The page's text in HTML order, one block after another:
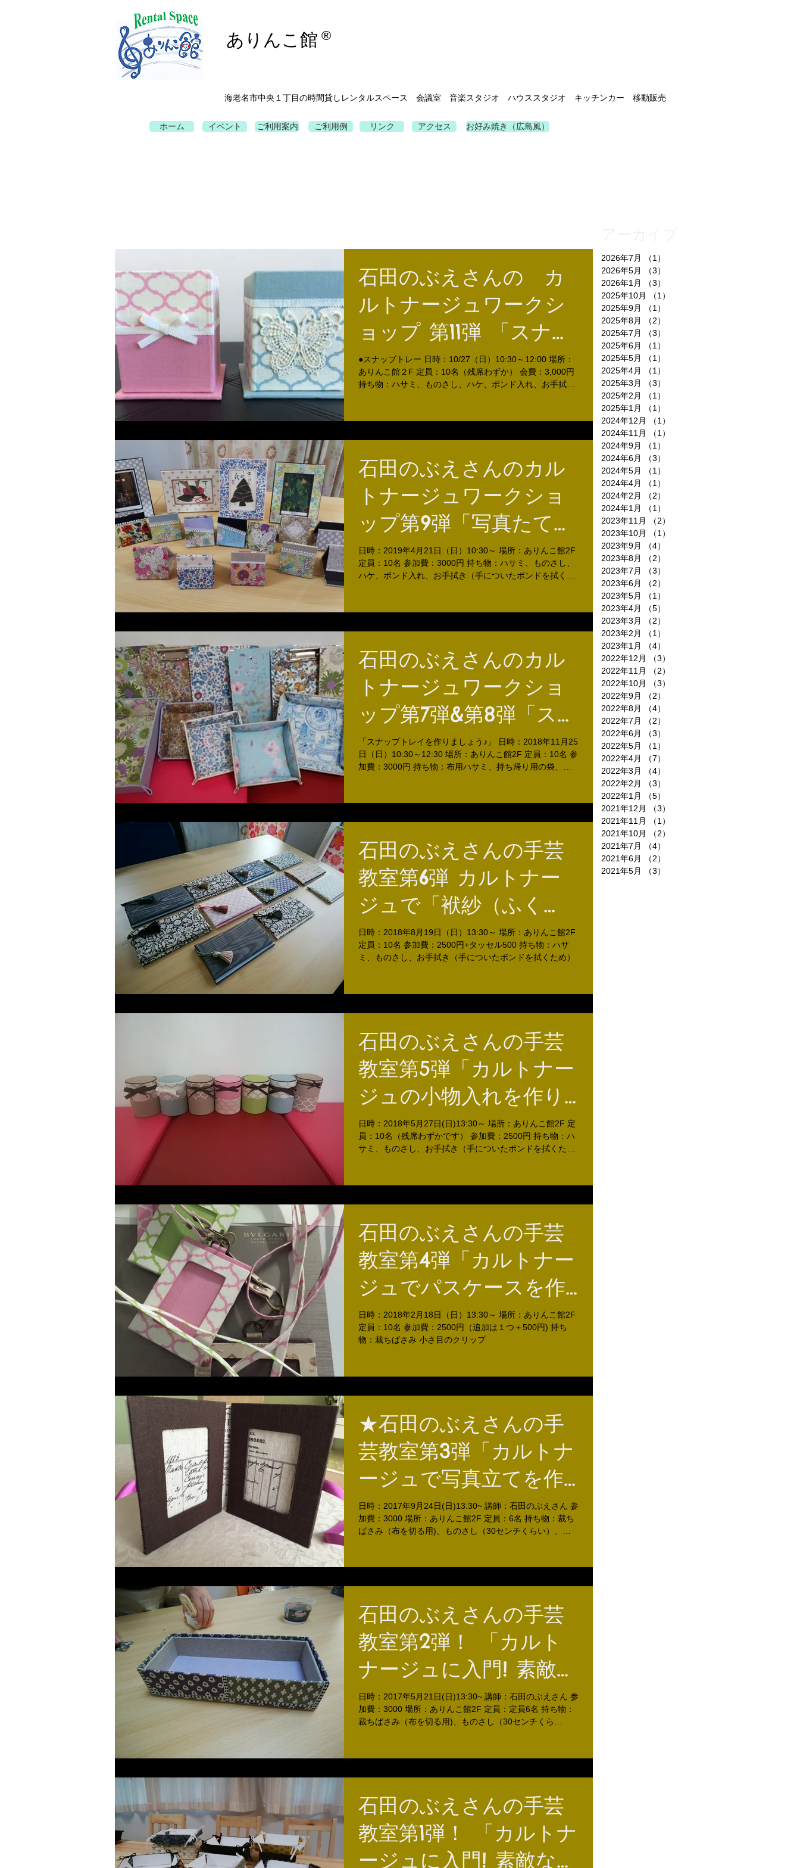
ありんこ館 ®
海老名市中央１丁目の時間貸しレンタルスペース 会議室 音楽スタジオ ハウススタジオ キッチンカー 移動販売
ホーム イベント ご利用案内 ご利用例 リンク アクセス お好み焼き（広島風）
石田のぶえさんの カ
ルトナージュワークシ
ョップ 第11弾 「スナッ
プトレイを作りましょ
う♪」第12弾「モロッカ
ましょう♪」
●スナップトレー 日時：10/27（日）10:30～12:00 場所：
ありんこ館２F 定員：10名（残席わずか） 会費：3,000円
持ち物：ハサミ、ものさし、ハケ、ボンド入れ、お手拭き
石田のぶえさんのカル
トナージュワークショ
ップ第9弾「写真たてを
作りましょう♪」第10弾
「ミラーを作りましょ
日時：2019年4月21日（日）10:30～ 場所：ありんこ館2F
定員：10名 参加費：3000円 持ち物：ハサミ、ものさし、
ハケ、ボンド入れ、お手拭き（手についたボンドを拭くた
石田のぶえさんのカル
トナージュワークショ
ップ第7弾&第8弾「スナ
ップトレイ＆バインダ
ーを作りましょう♪」
「スナップトレイを作りましょう♪」 日時：2018年11月25
日（日）10:30～12:30 場所：ありんこ館2F 定員：10名 参
加費：3000円 持ち物：布用ハサミ、持ち帰り用の袋、刷
石田のぶえさんの手芸
教室第6弾 カルトナー
ジュで「袱紗（ふく
さ）」を作りましょう♪
日時：2018年8月19日（日）13:30～ 場所：ありんこ館2F
定員：10名 参加費：2500円+タッセル500 持ち物：ハサ
ミ、ものさし、お手拭き（手についたボンドを拭くため）
石田のぶえさんの手芸
教室第5弾「カルトナー
ジュの小物入れを作り
ましょう♪」
日時：2018年5月27日(日)13:30～ 場所：ありんこ館2F 定
員：10名（残席わずかです） 参加費：2500円 持ち物：ハ
サミ、ものさし、お手拭き（手についたボンドを拭くた
石田のぶえさんの手芸
教室第4弾「カルトナー
ジュでパスケースを作
りましょう♪」
日時：2018年2月18日（日）13:30～ 場所：ありんこ館2F
定員：10名 参加費：2500円（追加は１つ＋500円) 持ち
物：裁ちばさみ 小さ目のクリップ
★石田のぶえさんの手
芸教室第3弾「カルトナ
ージュで写真立てを作
りましょう♪」
日時：2017年9月24日(日)13:30~ 講師：石田のぶえさん 参
加費：3000 場所：ありんこ館2F 定員：6名 持ち物：裁ち
ばさみ（布を切る用)、ものさし（30センチくらい）、目
石田のぶえさんの手芸
教室第2弾！ 「カルト
ナージュに入門! 素敵な
箱をつくりましょう♪」
日時：2017年5月21日(日)13:30~ 講師：石田のぶえさん 参
加費：3000 場所：ありんこ館2F 定員：定員6名 持ち物：
裁ちばさみ（布を切る用)、ものさし（30センチくら
石田のぶえさんの手芸
教室第1弾！ 「カルトナ
ージュに入門! 素敵なト
2026年7月 （1）
2026年5月
（3）
2026年1月
（3）
2025年10月
（1）
2025年9月
（1）
2025年8月
（2）
2025年7月
（3）
2025年6月
（1）
2025年5月
（1）
2025年4月
（1）
2025年3月
（3）
2025年2月
（1）
2025年1月
（1）
2024年12月
（1）
2024年11月
（1）
2024年9月
（1）
2024年6月
（3）
2024年5月
（1）
2024年4月
（1）
2024年2月
（2）
2024年1月
（1）
2023年11月
（2）
2023年10月
（1）
2023年9月
（4）
2023年8月
（2）
2023年7月
（3）
2023年6月
（2）
2023年5月
（1）
2023年4月
（5）
2023年3月
（2）
2023年2月
（1）
2023年1月
（4）
2022年12月
（3）
2022年11月
（2）
2022年10月
（3）
2022年9月
（2）
2022年8月
（4）
2022年7月
（2）
2022年6月
（3）
2022年5月
（1）
2022年4月
（7）
2022年3月
（4）
2022年2月
（3）
2022年1月
（5）
2021年12月
（3）
2021年11月
（1）
2021年10月
（2）
2021年7月
（4）
2021年6月
（2）
2021年5月
（3）